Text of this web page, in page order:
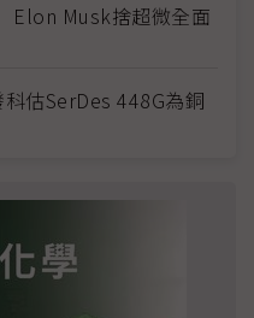
Elon Musk捨超微全面
估SerDes 448G為銅